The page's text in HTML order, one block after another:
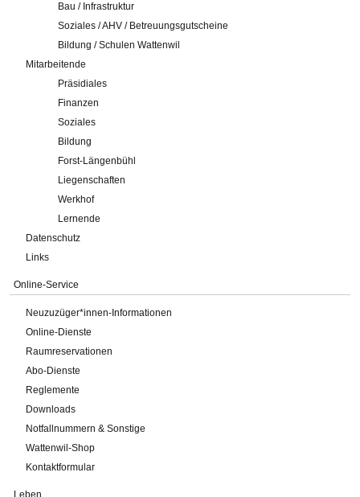
Bau / Infrastruktur
Soziales / AHV / Betreuungsgutscheine
Bildung / Schulen Wattenwil
Mitarbeitende
Präsidiales
Finanzen
Soziales
Bildung
Forst-Längenbühl
Liegenschaften
Werkhof
Lernende
Datenschutz
Links
Online-Service
Neuzuzüger*innen-Informationen
Online-Dienste
Raumreservationen
Abo-Dienste
Reglemente
Downloads
Notfallnummern & Sonstige
Wattenwil-Shop
Kontaktformular
Leben